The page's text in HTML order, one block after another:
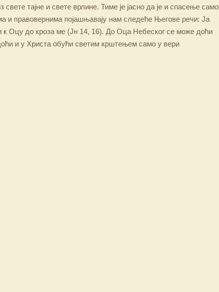
тајне и свете врлине. Тиме је јасно да је и спасење само
и правовернима појашњавају нам следеће Његове речи: Ја
к Оцу до кроза ме (Јн 14, 16). До Оца Небеског се може доћи
и у Христа обући светим крштењем само у вери